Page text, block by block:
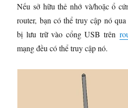
Nếu sở hữu thẻ nhớ và/hoặc ổ
router, bạn có thể truy cập nó
bị lưu trữ vào cổng USB trên
mạng đều có thể truy cập nó.